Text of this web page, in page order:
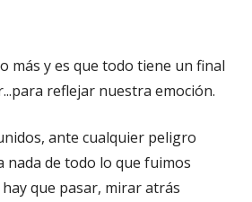
más y es que todo tiene un final
reflejar nuestra emoción.
ante cualquier peligro
nada de todo lo que fuimos
que pasar, mirar atrás